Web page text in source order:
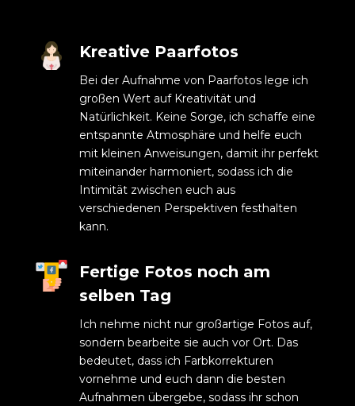
Kreative Paarfotos
Bei der Aufnahme von Paarfotos lege ich
großen Wert auf Kreativität und
Natürlichkeit. Keine Sorge, ich schaffe eine
entspannte Atmosphäre und helfe euch
mit kleinen Anweisungen, damit ihr perfekt
miteinander harmoniert, sodass ich die
Intimität zwischen euch aus
verschiedenen Perspektiven festhalten
kann.
Fertige Fotos noch am
selben Tag
Ich nehme nicht nur großartige Fotos auf,
sondern bearbeite sie auch vor Ort. Das
bedeutet, dass ich Farbkorrekturen
vornehme und euch dann die besten
Aufnahmen übergebe, sodass ihr schon